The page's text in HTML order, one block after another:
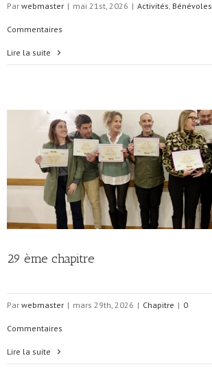
Par webmaster | mai 21st, 2026 | Activités, Bénévoles
Commentaires
Lire la suite
29 ème chapitre
Par webmaster | mars 29th, 2026 | Chapitre | 0
Commentaires
Lire la suite